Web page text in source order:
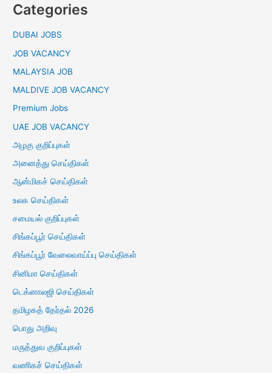
Categories
DUBAI JOBS
JOB VACANCY
MALAYSIA JOB
MALDIVE JOB VACANCY
Premium Jobs
UAE JOB VACANCY
அழகு குறிப்புகள்
அனைத்து செய்திகள்
ஆன்மிகச் செய்திகள்
உலக செய்திகள்
சமையல் குறிப்புகள்
சிங்கப்பூர் செய்திகள்
சிங்கப்பூர் வேலைவாய்ப்பு செய்திகள்
சினிமா செய்திகள்
டெக்னாலஜி செய்திகள்
தமிழகத் தேர்தல் 2026
பொது அறிவு
மருத்துவ குறிப்புகள்
வணிகச் செய்திகள்